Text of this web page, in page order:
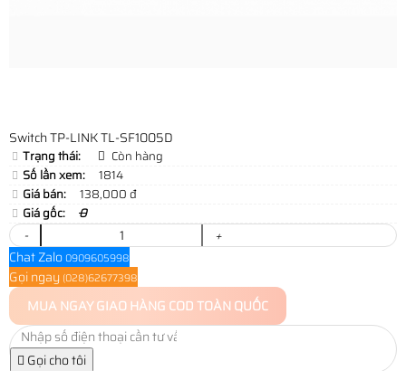
Switch TP-LINK TL-SF1005D
Trạng thái:
Còn hàng
Số lần xem:
1814
Giá bán:
138,000 đ
Giá gốc:
0
-
+
Chat Zalo 0909605998
Gọi ngay (028)62677398
MUA NGAYGIAO HÀNG COD TOÀN QUỐC
Gọi cho tôi